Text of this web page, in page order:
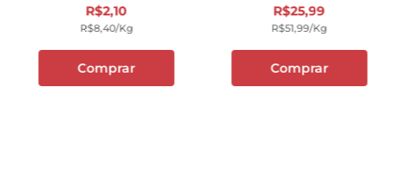
R$2,10
R$8,40/kg
Comprar
R$25,99
R$51,99/kg
Comprar